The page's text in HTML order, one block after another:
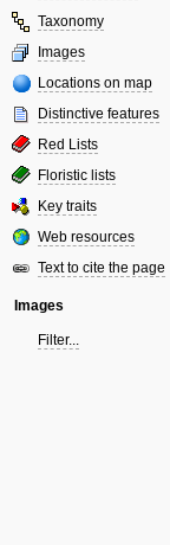
Taxonomy
Images
Locations on map
Distinctive features
Red Lists
Floristic lists
Key traits
Web resources
Text to cite the page
Images
Filter...